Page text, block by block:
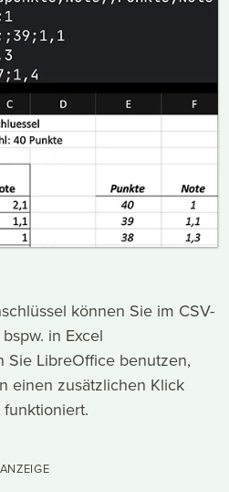
können Sie im CSV-
in Excel
Sie LibreOffice benutzen,
einen zusätzlichen Klick
ANZEIGE